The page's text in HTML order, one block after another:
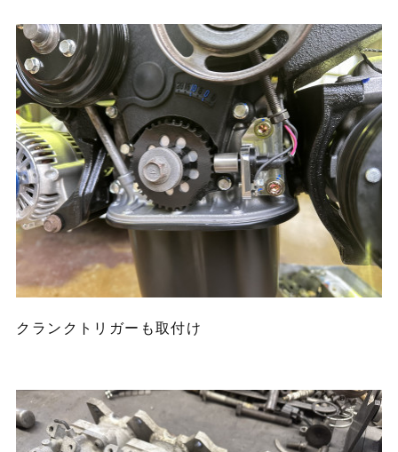
クランクトリガーも取付け